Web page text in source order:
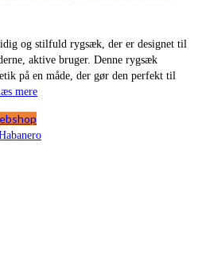
og stilfuld rygsæk, der er designet til
aktive bruger. Denne rygsæk
på en måde, der gør den perfekt til
mere